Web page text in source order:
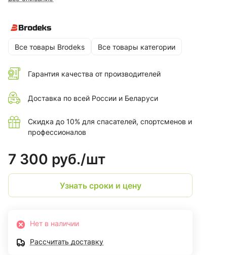
Все товары Brodeks Все товары категории
Гарантия качества от производителей
Доставка по всей России и Беларуси
Скидка до 10% для спасателей, спортсменов и
профессионалов
7 300 руб./шт
Узнать сроки и цену
Нет в наличии
Рассчитать доставку